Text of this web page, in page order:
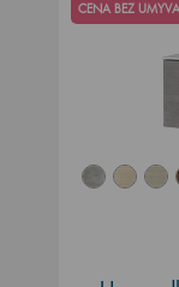
CENA BEZ